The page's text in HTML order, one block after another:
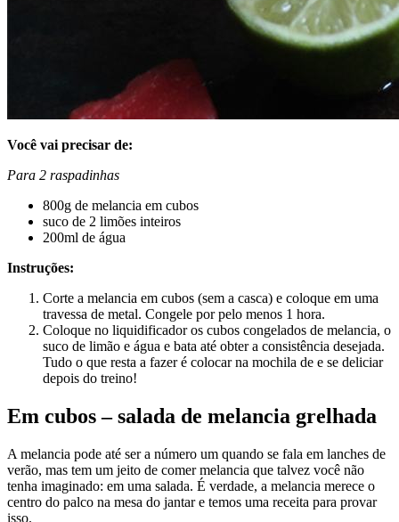
Você vai precisar de:
Para 2 raspadinhas
800g de melancia em cubos
suco de 2 limões inteiros
200ml de água
Instruções:
Corte a melancia em cubos (sem a casca) e coloque em uma
travessa de metal. Congele por pelo menos 1 hora.
Coloque no liquidificador os cubos congelados de melancia, o
suco de limão e água e bata até obter a consistência desejada.
Tudo o que resta a fazer é colocar na mochila de e se deliciar
depois do treino!
Em cubos – salada de melancia grelhada
A melancia pode até ser a número um quando se fala em lanches de
verão, mas tem um jeito de comer melancia que talvez você não
tenha imaginado: em uma salada. É verdade, a melancia merece o
centro do palco na mesa do jantar e temos uma receita para provar
isso.